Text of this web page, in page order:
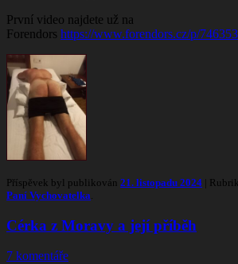
První video najdete už na
Forendors https://www.forendors.cz/p/
Příspěvek byl publikován 21. listopadu 2024 |
Paní Vychovatelka.
Cérka z Moravy a její příběh
7 komentáře